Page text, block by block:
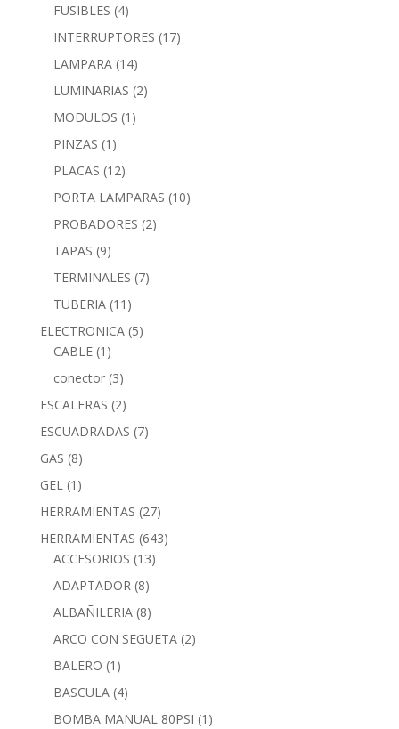
FUSIBLES (4)
INTERRUPTORES (17)
LAMPARA (14)
LUMINARIAS (2)
MODULOS (1)
PINZAS (1)
PLACAS (12)
PORTA LAMPARAS (10)
PROBADORES (2)
TAPAS (9)
TERMINALES (7)
TUBERIA (11)
ELECTRONICA (5)
CABLE (1)
conector (3)
ESCALERAS (2)
ESCUADRADAS (7)
GAS (8)
GEL (1)
HERRAMIENTAS (27)
HERRAMIENTAS (643)
ACCESORIOS (13)
ADAPTADOR (8)
ALBAÑILERIA (8)
ARCO CON SEGUETA (2)
BALERO (1)
BASCULA (4)
BOMBA MANUAL 80PSI (1)